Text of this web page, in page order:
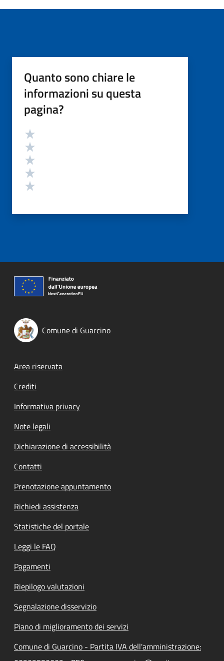
Quanto sono chiare le
informazioni su questa
pagina?
Valutazione
Comune di Guarcino
Footer menu
Area riservata
Crediti
Informativa privacy
Note legali
Dichiarazione di accessibilità
Contatti
Prenotazione appuntamento
Richiedi assistenza
Statistiche del portale
Leggi le FAQ
Pagamenti
Riepilogo valutazioni
Segnalazione disservizio
Piano di miglioramento dei servizi
Comune di Guarcino - Partita IVA dell'amministrazione: